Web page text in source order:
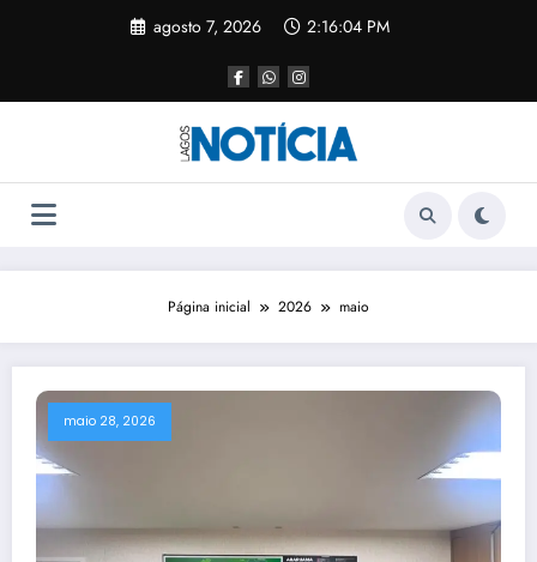
agosto 7, 2026 2:16:05 PM
Página inicial 2026 maio
maio 28, 2026